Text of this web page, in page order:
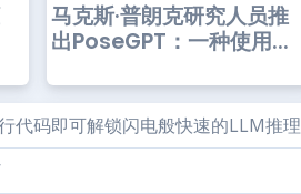
马克斯·普朗克研究人员推
出PoseGPT：一种使用...
代码即可解锁闪电般快速的LLM推理